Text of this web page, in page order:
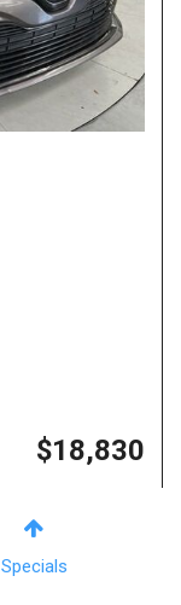
Specials
$18,830